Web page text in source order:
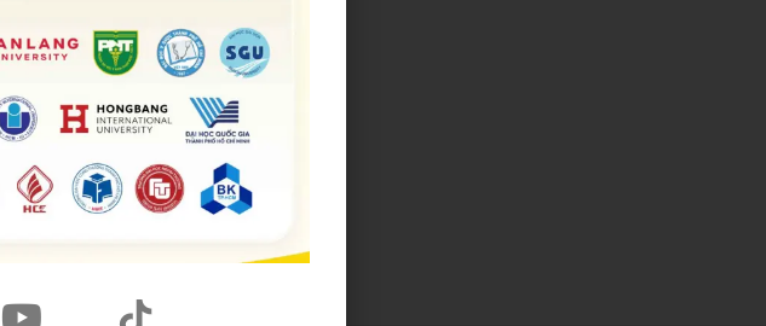
kỹ năng”
cùng học viên từ
hình ảnh đại
giai đoạn của